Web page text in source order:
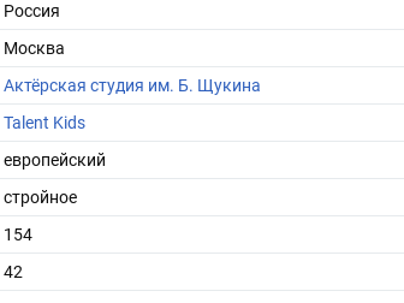
Россия
Москва
Актёрская студия им. Б. Щукина
Talent Kids
европейский
стройное
154
42